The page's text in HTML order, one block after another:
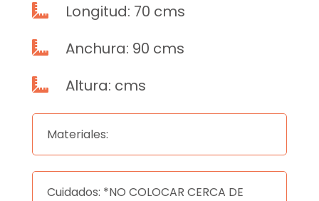
 Longitud: 70 cms
 Anchura: 90 cms
 Altura: cms
Materiales:
Cuidados: *NO COLOCAR CERCA DE